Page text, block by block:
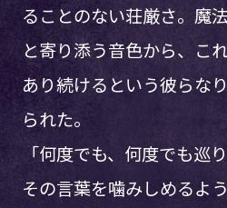
ることのない荘厳さ。魔
と寄り添う音色から、こ
あり続けるという彼らな
られた。
「何度でも、何度でも巡
その言葉を噛みしめるよ